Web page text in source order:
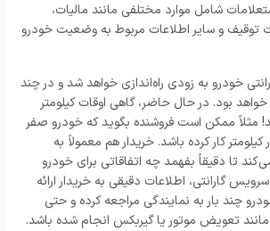
شامل موارد مختلفی مانند مالیات،
توقیف و سایر اطلاعات مربوط به وضعیت خودرو
خودرو به زودی راه‌اندازی خواهد شد و در چند
بود. در حال حاضر، گاهی اوقات کیلومتر
مثلاً ممکن است فروشنده بگوید که خودرو صفر
ولی واقعاً ۲۰ هزار کیلومتر کار کرده باشد. خریدار هم معمولاً به
تا دقیقاً بفهمد چه اتفاقاتی برای خودرو
گارانتی، اطلاعات دقیقی به خریدار ارائه
چند بار به نمایندگی مراجعه کرده و حتی
تعویض موتور یا گیربکس انجام شده باشد.